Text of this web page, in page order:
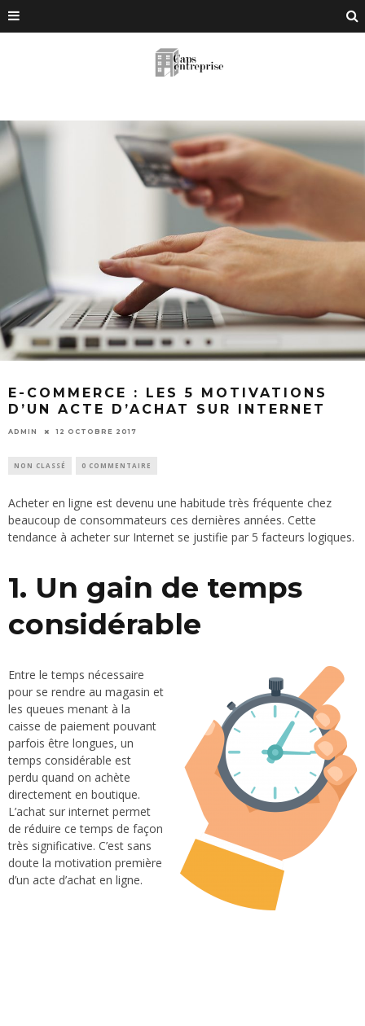
E-COMMERCE : LES 5 MOTIVATIONS
D’UN ACTE D’ACHAT SUR INTERNET
ADMIN 12 OCTOBRE 2017
NON CLASSÉ 0 COMMENTAIRE
Acheter en ligne est devenu une habitude très fréquente chez
beaucoup de consommateurs ces dernières années. Cette
tendance à acheter sur Internet se justifie par 5 facteurs logiques.
1. Un gain de temps
considérable
Entre le temps nécessaire
pour se rendre au magasin et
les queues menant à la
caisse de paiement pouvant
parfois être longues, un
temps considérable est
perdu quand on achète
directement en boutique.
L’achat sur internet permet
de réduire ce temps de façon
très significative. C’est sans
doute la motivation première
d’un acte d’achat en ligne.